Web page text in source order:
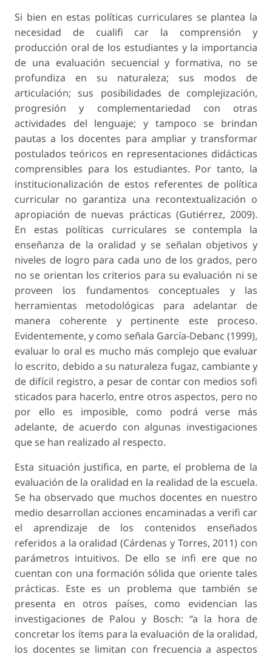
Si bien en estas políticas curriculares se plantea la
necesidad de cualifi car la comprensión y
producción oral de los estudiantes y la importancia
de una evaluación secuencial y formativa, no se
profundiza en su naturaleza; sus modos de
articulación; sus posibilidades de complejización,
progresión y complementariedad con otras
actividades del lenguaje; y tampoco se brindan
pautas a los docentes para ampliar y transformar
postulados teóricos en representaciones didácticas
comprensibles para los estudiantes. Por tanto, la
institucionalización de estos referentes de política
curricular no garantiza una recontextualización o
apropiación de nuevas prácticas (Gutiérrez, 2009).
En estas políticas curriculares se contempla la
enseñanza de la oralidad y se señalan objetivos y
niveles de logro para cada uno de los grados, pero
no se orientan los criterios para su evaluación ni se
proveen los fundamentos conceptuales y las
herramientas metodológicas para adelantar de
manera coherente y pertinente este proceso.
Evidentemente, y como señala García-Debanc (1999),
evaluar lo oral es mucho más complejo que evaluar
lo escrito, debido a su naturaleza fugaz, cambiante y
de difícil registro, a pesar de contar con medios sofi
sticados para hacerlo, entre otros aspectos, pero no
por ello es imposible, como podrá verse más
adelante, de acuerdo con algunas investigaciones
que se han realizado al respecto.
Esta situación justifica, en parte, el problema de la
evaluación de la oralidad en la realidad de la escuela.
Se ha observado que muchos docentes en nuestro
medio desarrollan acciones encaminadas a verifi car
el aprendizaje de los contenidos enseñados
referidos a la oralidad (Cárdenas y Torres, 2011) con
parámetros intuitivos. De ello se infi ere que no
cuentan con una formación sólida que oriente tales
prácticas. Este es un problema que también se
presenta en otros países, como evidencian las
investigaciones de Palou y Bosch: “a la hora de
concretar los ítems para la evaluación de la oralidad,
los docentes se limitan con frecuencia a aspectos